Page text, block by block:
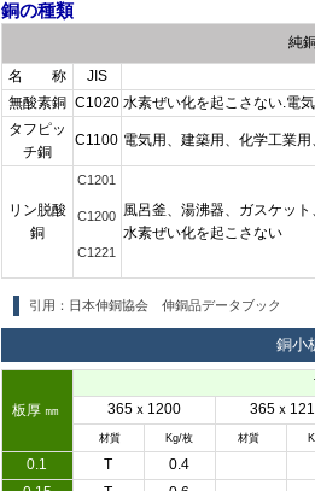
銅の種類
純
名 称
JIS
無酸素銅 C1020 水素ぜい化を起こさない.電
タフピッ
チ銅
C1100 電気用、建築用、化学工業
リン脱酸
銅
C1201
C1200
C1221
風呂釜、湯沸器、ガスケッ
水素ぜい化を起こさない
引用：日本伸銅協会 伸銅品データブック
銅小
板厚 ㎜
寸
365ｘ1200
365ｘ
材質 Kg/枚 材質
0.1 T
0.4